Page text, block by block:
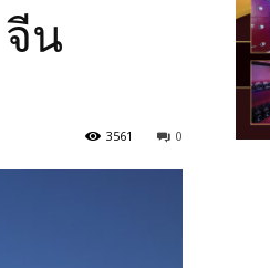
จีน
0
3561